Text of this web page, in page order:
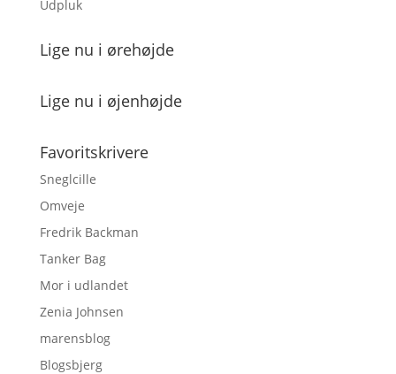
Udpluk
Lige nu i ørehøjde
Lige nu i øjenhøjde
Favoritskrivere
Sneglcille
Omveje
Fredrik Backman
Tanker Bag
Mor i udlandet
Zenia Johnsen
marensblog
Blogsbjerg